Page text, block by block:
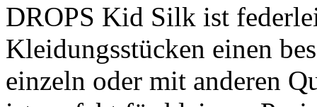
DROPS Kid Silk ist
Kleidungsstücken einen
einzeln oder mit anderen